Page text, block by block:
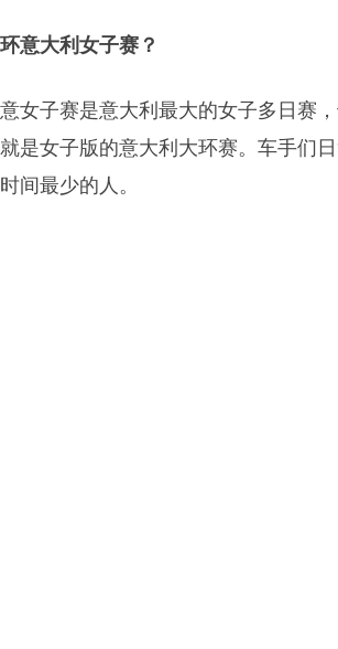
意大利女子赛？
女子赛是意大利最大的女子多日赛
是女子版的意大利大环赛。车手们
间最少的人。